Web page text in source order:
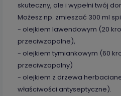
skuteczny, ale i wypełni twój
Możesz np. zmieszać 300 ml
- olejkiem lawendowym (20
przeciwzapalne),
- olejkiem tymiankowym (60
przeciwzapalny)
- olejkiem z drzewa
właściwości antyseptyczne).